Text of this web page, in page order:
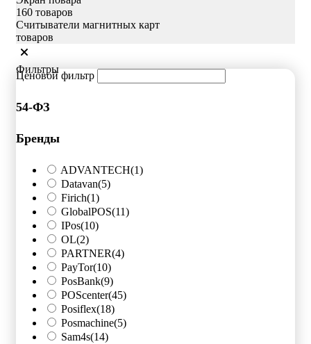
160 товаров
Считыватели магнитных карт
товаров
Фильтры
Ценовой фильтр
54-ФЗ
Бренды
ADVANTECH(1)
Datavan(5)
Firich(1)
GlobalPOS(11)
IPos(10)
OL(2)
PARTNER(4)
PayTor(10)
PosBank(9)
POScenter(45)
Posiflex(18)
Posmachine(5)
Sam4s(14)